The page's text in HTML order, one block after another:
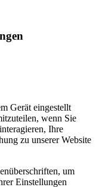
Gerät eingestellt
wenn Sie
Ihre
zu unserer Website
um
Einstellungen